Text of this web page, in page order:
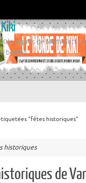
auprès de Momiflette,
boulot
"fêtes historiques"
historiques
de